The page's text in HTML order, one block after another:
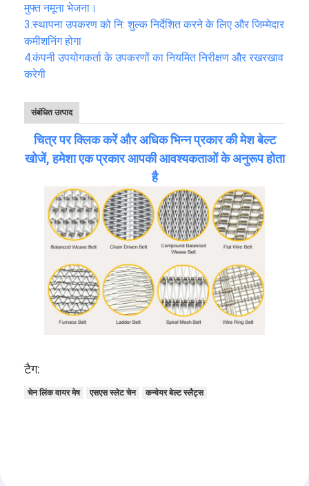
मुफ्त नमूना भेजना।
3.स्थापना उपकरण को नि: शुल्क निर्देशित करने के लिए और जिम्मेदार
कमीशनिंग होगा
4.कंपनी उपयोगकर्ता के उपकरणों का नियमित निरीक्षण और रखरखाव
करेगी
संबंधित उत्पाद
चित्र पर क्लिक करें और अधिक भिन्न प्रकार की मेश बेल्ट
खोजें, हमेशा एक प्रकार आपकी आवश्यकताओं के अनुरूप होता
है
टैग:
चेन लिंक वायर मेष एसएस स्लेट चेन कन्वेयर बेल्ट स्लैट्स